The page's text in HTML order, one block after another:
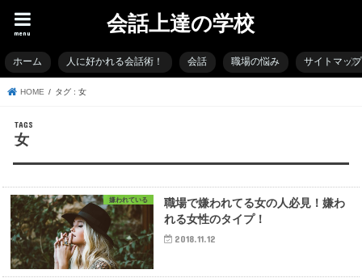
会話上達の学校
menu
ホーム 人に好かれる会話術！ 会話 職場の悩み サイトマップ
HOME タグ : 女
女
嫌われている
職場で嫌われてる女の人必見！嫌わ
れる女性のタイプ！
2018.11.12